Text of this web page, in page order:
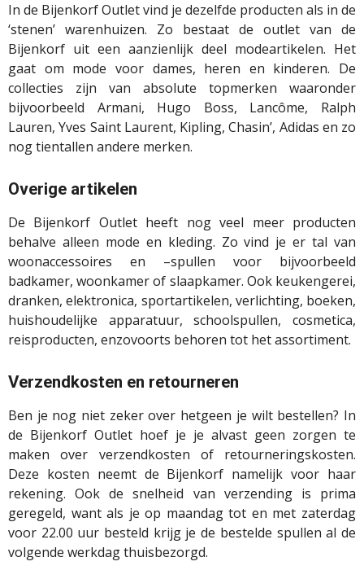
In de Bijenkorf Outlet vind je dezelfde producten als in de
‘stenen’ warenhuizen. Zo bestaat de outlet van de
Bijenkorf uit een aanzienlijk deel modeartikelen. Het
gaat om mode voor dames, heren en kinderen. De
collecties zijn van absolute topmerken waaronder
bijvoorbeeld Armani, Hugo Boss, Lancôme, Ralph
Lauren, Yves Saint Laurent, Kipling, Chasin’, Adidas en zo
nog tientallen andere merken.
Overige artikelen
De Bijenkorf Outlet heeft nog veel meer producten
behalve alleen mode en kleding. Zo vind je er tal van
woonaccessoires en –spullen voor bijvoorbeeld
badkamer, woonkamer of slaapkamer. Ook keukengerei,
dranken, elektronica, sportartikelen, verlichting, boeken,
huishoudelijke apparatuur, schoolspullen, cosmetica,
reisproducten, enzovoorts behoren tot het assortiment.
Verzendkosten en retourneren
Ben je nog niet zeker over hetgeen je wilt bestellen? In
de Bijenkorf Outlet hoef je je alvast geen zorgen te
maken over verzendkosten of retourneringskosten.
Deze kosten neemt de Bijenkorf namelijk voor haar
rekening. Ook de snelheid van verzending is prima
geregeld, want als je op maandag tot en met zaterdag
voor 22.00 uur besteld krijg je de bestelde spullen al de
volgende werkdag thuisbezorgd.